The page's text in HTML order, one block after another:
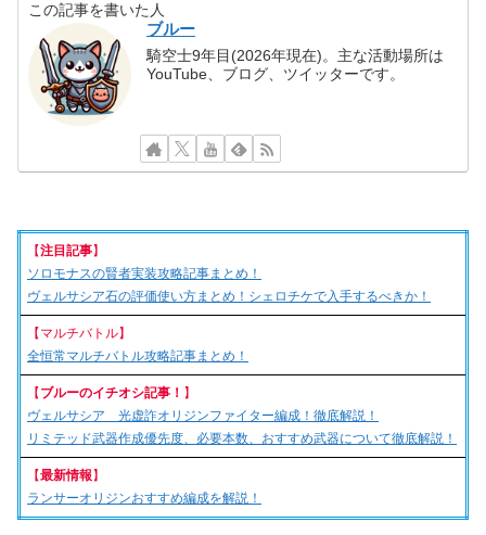
この記事を書いた人
ブルー
騎空士9年目(2026年現在)。主な活動場所は
YouTube、ブログ、ツイッターです。
【注目記事】
ソロモナスの賢者実装攻略記事まとめ！
ヴェルサシア石の評価使い方まとめ！シェロチケで入手するべきか！
【マルチバトル】
全恒常マルチバトル攻略記事まとめ！
【ブルーのイチオシ記事！ 】
ヴェルサシア 光虚詐オリジンファイター編成！徹底解説！
リミテッド武器作成優先度、必要本数、おすすめ武器について徹底解説！
【最新情報】
ランサーオリジンおすすめ編成を解説！